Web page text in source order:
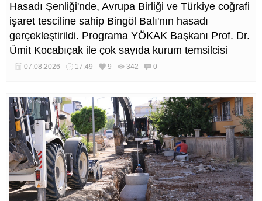
Hasadı Şenliği'nde, Avrupa Birliği ve Türkiye coğrafi
işaret tesciline sahip Bingöl Balı'nın hasadı
gerçekleştirildi. Programa YÖKAK Başkanı Prof. Dr.
Ümit Kocabıçak ile çok sayıda kurum temsilcisi
katıldı.
07.08.2026 17:49 9 342 0